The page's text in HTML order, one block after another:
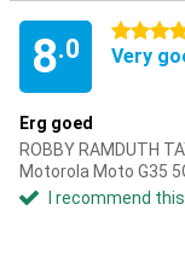
8.0
4 stars
Very
Erg goed
ROBBY RAMDUTH
Motorola Moto G35
I recommend